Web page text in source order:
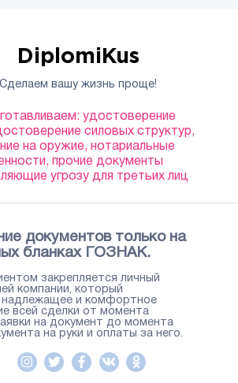
DiplomiKus
Сделаем вашу жизнь проще!
удостоверение
силовых структур,
на оружие, нотариальные
прочие документы
угрозу для третьих лиц
документов только на
бланках ГОЗНАК.
закрепляется личный
компании, который
надлежащее и комфортное
всей сделки от момента
на документ до момента
на руки и оплаты за него.